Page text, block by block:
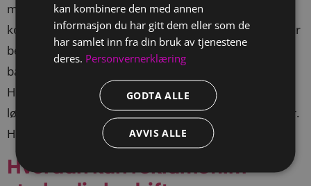
markedsføring. Nå har Google Consent Mode v2
kommet, den oppdaterte løsningen fra Google som lar
bedrifter justere funksjonaliteten til Google-tagger
basert på brukersamtykke for annonser og analytics.
Her kan du lese hvorfor du sammen med den nye
løsningen trenger å sette opp godkjent cookie-banner.
Hvordan fungerer […]
Hvordan kan reklamefilm
kan kombinere den med annen
informasjon du har gitt dem eller som de
har samlet inn fra din bruk av tjenestene
deres. Personvernerklæring
GODTA ALLE
AVVIS ALLE